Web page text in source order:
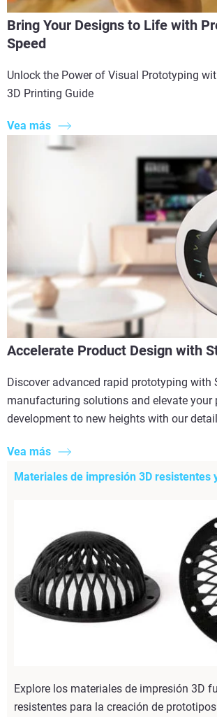
Bring Your Designs to Life with
Speed
Unlock the Power of Visual Prototyping
3D Printing Guide
Vea más
Accelerate Product Design with
Discover advanced rapid prototyping with
manufacturing solutions and elevate your
development to new heights with our
Vea más
Materiales de impresión 3D resistentes
Explore los materiales de impresión 3D
resistentes para la creación de